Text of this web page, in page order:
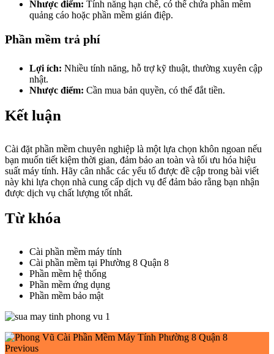
Nhược điểm: Tính năng hạn chế, có thể chứa phần mềm
quảng cáo hoặc phần mềm gián điệp.
Phần mềm trả phí
Lợi ích: Nhiều tính năng, hỗ trợ kỹ thuật, thường xuyên cập
nhật.
Nhược điểm: Cần mua bản quyền, có thể đắt tiền.
Kết luận
Cài đặt phần mềm chuyên nghiệp là một lựa chọn khôn ngoan nếu
bạn muốn tiết kiệm thời gian, đảm bảo an toàn và tối ưu hóa hiệu
suất máy tính. Hãy cân nhắc các yếu tố được đề cập trong bài viết
này khi lựa chọn nhà cung cấp dịch vụ để đảm bảo rằng bạn nhận
được dịch vụ chất lượng tốt nhất.
Từ khóa
Cài phần mềm máy tính
Cài phần mềm tại Phường 8 Quận 8
Phần mềm hệ thống
Phần mềm ứng dụng
Phần mềm bảo mật
Previous